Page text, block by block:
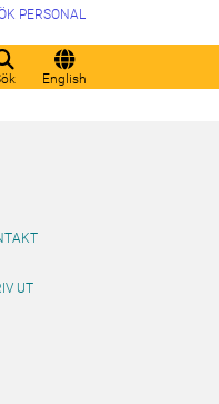
English
PERSONAL
UT